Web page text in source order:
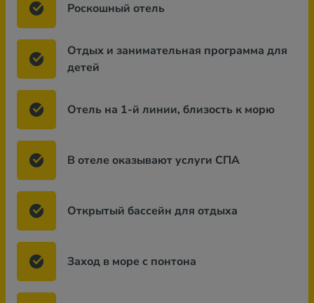
Роскошный отель
Отдых и занимательная программа для
детей
Отель на 1-й линии, близость к морю
В отеле оказывают услуги СПА
Открытый бассейн для отдыха
Заход в море с понтона